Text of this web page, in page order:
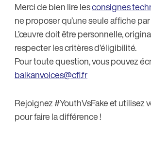
Merci de bien lire lesconsignes
ne proposer qu’une seule affiche
L’œuvre doit être personnelle,
respecter les critères d’éligibilité.
Pour toute question, vous pouvez
balkanvoices@cfi.fr
Rejoignez #YouthVsFake et utilisez
pour faire la différence !